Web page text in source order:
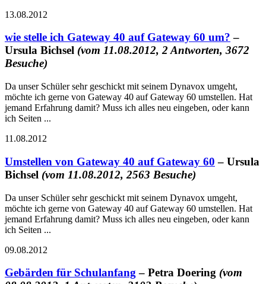
13.08.2012
wie stelle ich Gateway 40 auf Gateway 60 um? –
Ursula Bichsel (vom 11.08.2012, 2 Antworten, 3672
Besuche)
Da unser Schüler sehr geschickt mit seinem Dynavox umgeht,
möchte ich gerne von Gateway 40 auf Gateway 60 umstellen. Hat
jemand Erfahrung damit? Muss ich alles neu eingeben, oder kann
ich Seiten ...
11.08.2012
Umstellen von Gateway 40 auf Gateway 60 – Ursula
Bichsel (vom 11.08.2012, 2563 Besuche)
Da unser Schüler sehr geschickt mit seinem Dynavox umgeht,
möchte ich gerne von Gateway 40 auf Gateway 60 umstellen. Hat
jemand Erfahrung damit? Muss ich alles neu eingeben, oder kann
ich Seiten ...
09.08.2012
Gebärden für Schulanfang– Petra Doering (vom